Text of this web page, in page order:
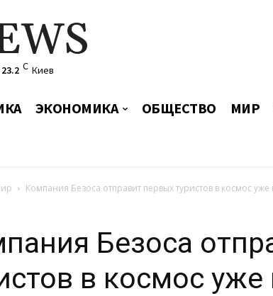
23.2 C Киев
ЭКОНОМИКА ОБЩЕСТВО МИР
Компания Безоса отправит первых туристов в космос уже
Безоса
в космос уже